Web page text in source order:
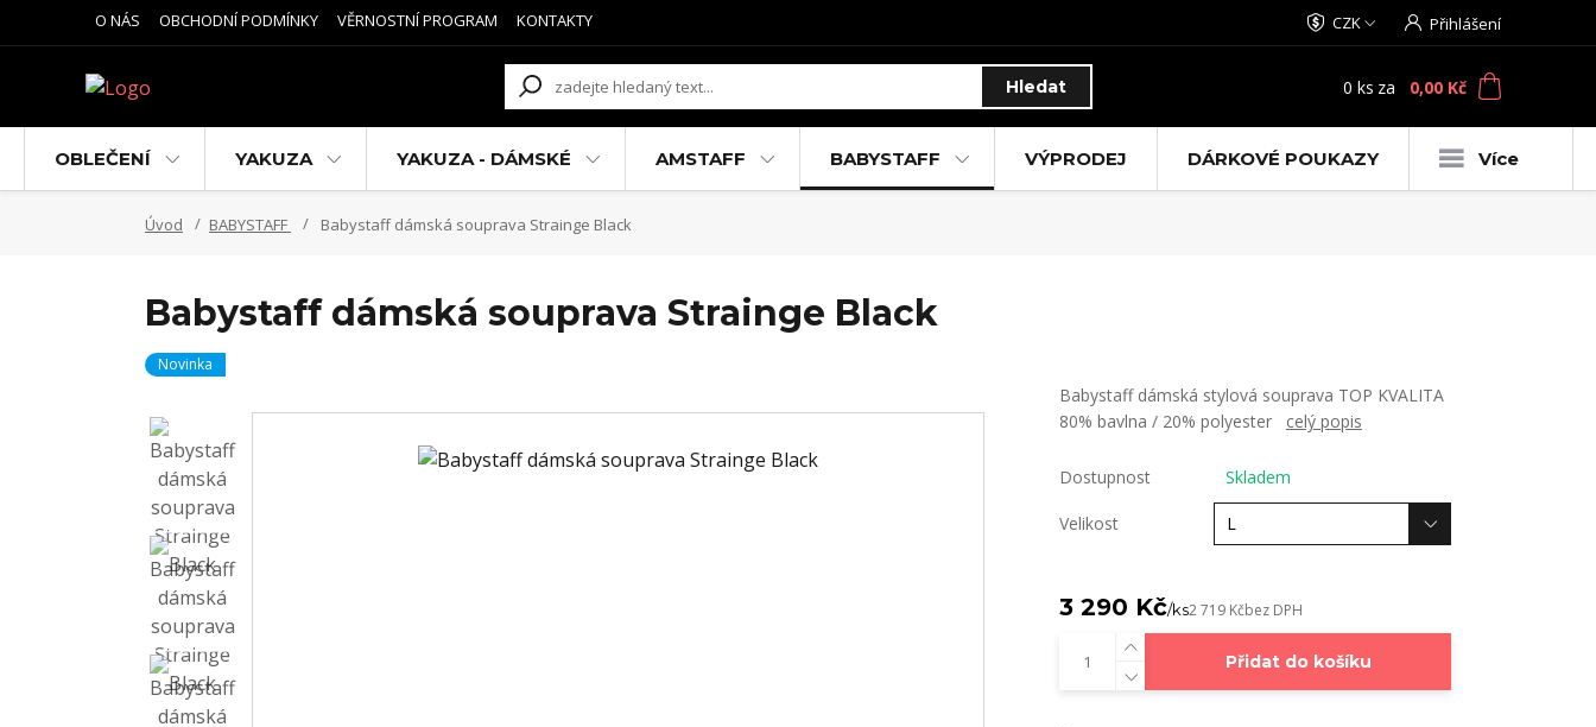
O NÁS OBCHODNÍ PODMÍNKY VĚRNOSTNÍ PROGRAM KONTAKTY CZK Přihlášení
Hledat 0 ks za 0,00 Kč
OBLEČENÍ YAKUZA YAKUZA - DÁMSKÉ AMSTAFF BABYSTAFF VÝPRODEJ DÁRKOVÉ POUKAZY Více
Úvod BABYSTAFF Babystaff dámská souprava Strainge Black
Babystaff dámská souprava Strainge Black
Novinka
Babystaff dámská stylová souprava TOP KVALITA
80% bavlna / 20% polyester celý popis
Dostupnost Skladem
Velikost
3 290 Kč/ks2 719 Kčbez DPH
Přidat do košíku